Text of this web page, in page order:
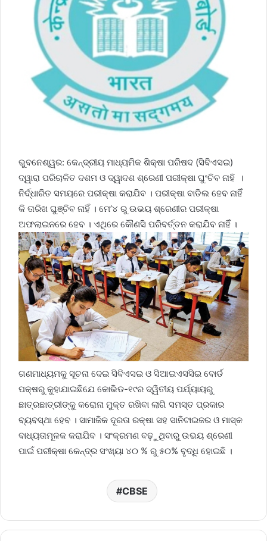
ଭୁବନେଶ୍ୱର: କେନ୍ଦ୍ରୀୟ ମାଧ୍ୟମିକ ଶିକ୍ଷା ପରିଷଦ (ସିବିଏସଇ)
ଦ୍ୱାରା ପରିଚାଳିତ ଦଶମ ଓ ଦ୍ୱାଦଶ ଶ୍ରେଣୀ ପରୀକ୍ଷା ଘୁଂଚିବ ନାହି ।
ନିର୍ଦ୍ଧାରିତ ସମୟରେ ପରୀକ୍ଷା କରାଯିବ । ପରୀକ୍ଷା ବାତିଲ ହେବ ନାହିଁ
କି ତାରିଖ ଘୁଞ୍ଚିବ ନାହିଁ । ମେ’୪ ରୁ ଉଭୟ ଶ୍ରେଣୀର ପରୀକ୍ଷା
ଅଫଲାଇନରେ ହେବ । ଏଥିରେ କୌଣସି ପରିବର୍ତ୍ତନ କରାଯିବ ନାହିଁ ।
ଗଣମାଧ୍ୟମକୁ ସୂଚନା ଦେଇ ସିବିଏସଇ ଓ ସିଆଇଏସସିଇ ବୋର୍ଡ
ପକ୍ଷରୁ କୁହାଯାଇଛିଯେ କୋଭିଡ-୧୯ର ଦ୍ୱିତୀୟ ପର୍ଯ୍ୟାୟରୁ
ଛାତ୍ରଛାତ୍ରୀଙ୍କୁ କରୋନା ମୁକ୍ତ ରଖିବା ଲାଗି ସମସ୍ତ ପ୍ରକାର
ବ୍ୟବସ୍ଥା ହେବ । ସାମାଜିକ ଦୂରତା ରକ୍ଷା ସହ ସାନିଟାଇଜର ଓ ମାସ୍କ
ବାଧ୍ୟତାମୂଳକ କରାଯିବ । ସଂକ୍ରମଣ ବଢ଼ୁଥିବାରୁ ଉଭୟ ଶ୍ରେଣୀ
ପାଇଁ ପରୀକ୍ଷା କେନ୍ଦ୍ର ସଂଖ୍ୟା ୪୦ % ରୁ ୫୦% ବୃଦ୍ଧି ହୋଇଛି ।
CBSE